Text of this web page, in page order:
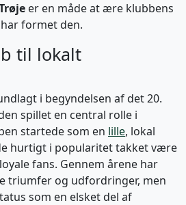
er en måde at ære klubbens
formet den.
til lokalt
i begyndelsen af det 20.
spillet en central rolle i
startede som en lille, lokal
hurtigt i popularitet takket være
fans. Gennem årene har
triumfer og udfordringer, men
som en elsket del af